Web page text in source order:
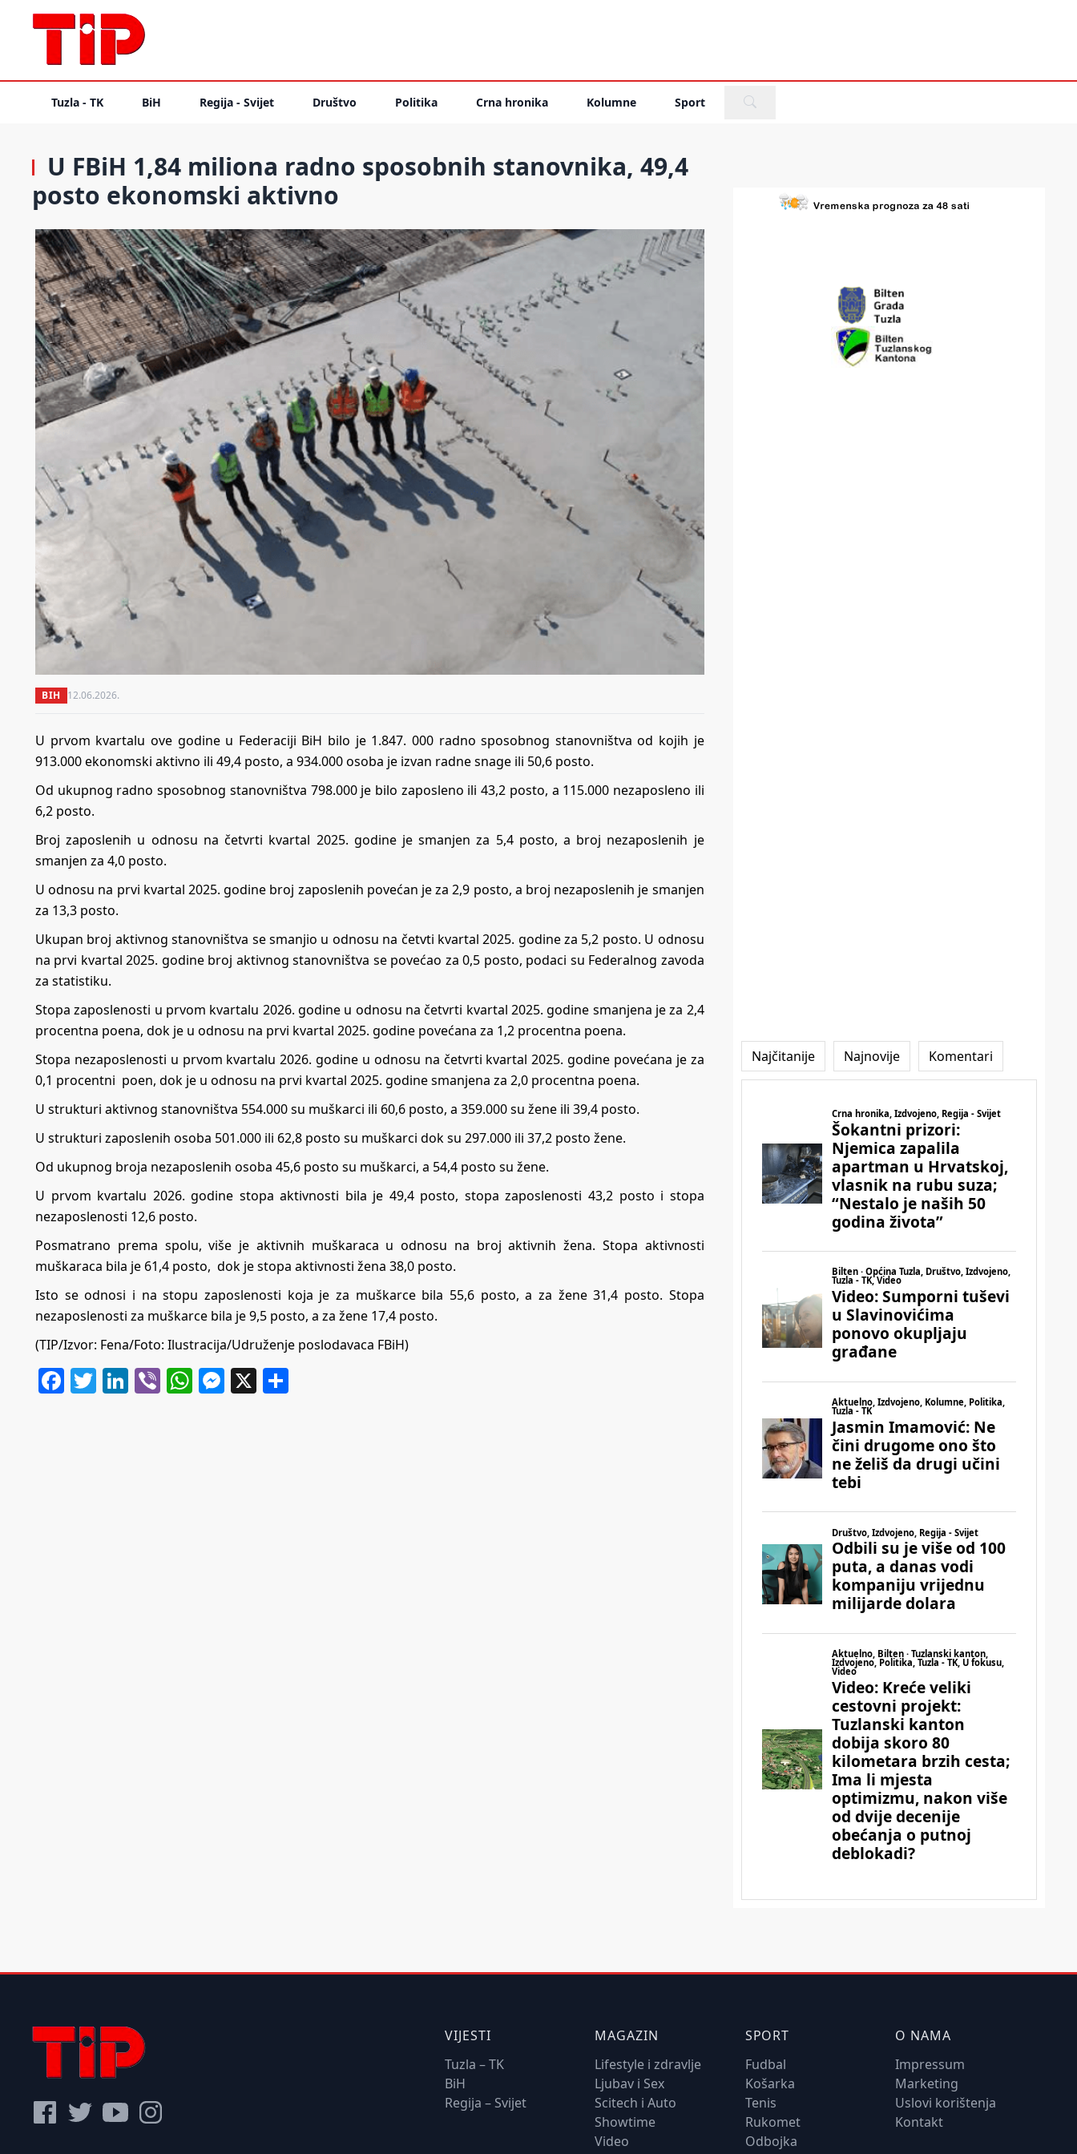
Tuzla - TK BiH Regija - Svijet Društvo Politika Crna hronika Kolumne Sport
U FBiH 1,84 miliona radno sposobnih stanovnika, 49,4
posto ekonomski aktivno
BIH 12.06.2026.
U prvom kvartalu ove godine u Federaciji BiH bilo je 1.847. 000 radno sposobnog stanovništva od kojih je
913.000 ekonomski aktivno ili 49,4 posto, a 934.000 osoba je izvan radne snage ili 50,6 posto.
Od ukupnog radno sposobnog stanovništva 798.000 je bilo zaposleno ili 43,2 posto, a 115.000 nezaposleno ili
6,2 posto.
Broj zaposlenih u odnosu na četvrti kvartal 2025. godine je smanjen za 5,4 posto, a broj nezaposlenih je
smanjen za 4,0 posto.
U odnosu na prvi kvartal 2025. godine broj zaposlenih povećan je za 2,9 posto, a broj nezaposlenih je smanjen
za 13,3 posto.
Ukupan broj aktivnog stanovništva se smanjio u odnosu na četvti kvartal 2025. godine za 5,2 posto. U odnosu
na prvi kvartal 2025. godine broj aktivnog stanovništva se povećao za 0,5 posto, podaci su Federalnog zavoda
za statistiku.
Stopa zaposlenosti u prvom kvartalu 2026. godine u odnosu na četvrti kvartal 2025. godine smanjena je za 2,4
procentna poena, dok je u odnosu na prvi kvartal 2025. godine povećana za 1,2 procentna poena.
Stopa nezaposlenosti u prvom kvartalu 2026. godine u odnosu na četvrti kvartal 2025. godine povećana je za
0,1 procentni poen, dok je u odnosu na prvi kvartal 2025. godine smanjena za 2,0 procentna poena.
U strukturi aktivnog stanovništva 554.000 su muškarci ili 60,6 posto, a 359.000 su žene ili 39,4 posto.
U strukturi zaposlenih osoba 501.000 ili 62,8 posto su muškarci dok su 297.000 ili 37,2 posto žene.
Od ukupnog broja nezaposlenih osoba 45,6 posto su muškarci, a 54,4 posto su žene.
U prvom kvartalu 2026. godine stopa aktivnosti bila je 49,4 posto, stopa zaposlenosti 43,2 posto i stopa
nezaposlenosti 12,6 posto.
Posmatrano prema spolu, više je aktivnih muškaraca u odnosu na broj aktivnih žena. Stopa aktivnosti
muškaraca bila je 61,4 posto, dok je stopa aktivnosti žena 38,0 posto.
Isto se odnosi i na stopu zaposlenosti koja je za muškarce bila 55,6 posto, a za žene 31,4 posto. Stopa
nezaposlenosti za muškarce bila je 9,5 posto, a za žene 17,4 posto.
(TIP/Izvor: Fena/Foto: Ilustracija/Udruženje poslodavaca FBiH)
Facebook
Twitter
LinkedIn
ViberWhatsApp
Messenger
X
Najčitanije Najnovije Komentari
VIJESTI
Tuzla – TK
BiH
Regija – Svijet
MAGAZIN
Lifestyle i zdravlje
Ljubav i Sex
Scitech i Auto
Showtime
Video
SPORT
Fudbal
Košarka
Tenis
Rukomet
Odbojka
O NAMA
Impressum
Marketing
Uslovi korištenja
Kontakt